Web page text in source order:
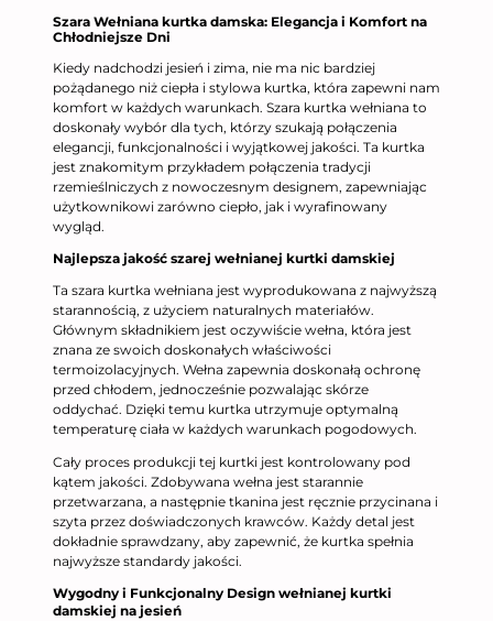
Szara Wełniana kurtka damska: Elegancja i Komfort na
Chłodniejsze Dni
Kiedy nadchodzi jesień i zima, nie ma nic bardziej
pożądanego niż ciepła i stylowa kurtka, która zapewni nam
komfort w każdych warunkach. Szara kurtka wełniana to
doskonały wybór dla tych, którzy szukają połączenia
elegancji, funkcjonalności i wyjątkowej jakości. Ta kurtka
jest znakomitym przykładem połączenia tradycji
rzemieślniczych z nowoczesnym designem, zapewniając
użytkownikowi zarówno ciepło, jak i wyrafinowany
wygląd.
Najlepsza jakość szarej wełnianej kurtki damskiej
Ta szara kurtka wełniana jest wyprodukowana z najwyższą
starannością, z użyciem naturalnych materiałów.
Głównym składnikiem jest oczywiście wełna, która jest
znana ze swoich doskonałych właściwości
termoizolacyjnych. Wełna zapewnia doskonałą ochronę
przed chłodem, jednocześnie pozwalając skórze
oddychać. Dzięki temu kurtka utrzymuje optymalną
temperaturę ciała w każdych warunkach pogodowych.
Cały proces produkcji tej kurtki jest kontrolowany pod
kątem jakości. Zdobywana wełna jest starannie
przetwarzana, a następnie tkanina jest ręcznie przycinana i
szyta przez doświadczonych krawców. Każdy detal jest
dokładnie sprawdzany, aby zapewnić, że kurtka spełnia
najwyższe standardy jakości.
Wygodny i Funkcjonalny Design wełnianej kurtki
damskiej na jesień